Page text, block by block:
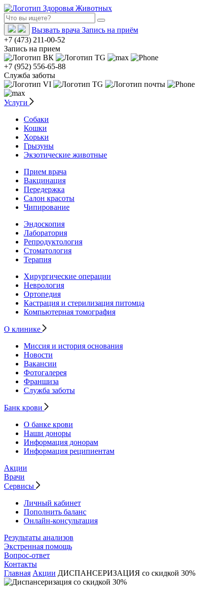
Вызвать врача Запись на приём
+7 (473) 211-00-52
Запись на прием
+7 (952) 556-65-88
Служба заботы
Услуги
Собаки
Кошки
Хорьки
Грызуны
Экзотические животные
Прием врача
Вакцинация
Передержка
Салон красоты
Чипирование
Эндоскопия
Лаборатория
Репродуктология
Стоматология
Терапия
Хирургические операции
Неврология
Ортопедия
Кастрация и стерилизация питомца
Компьютерная томография
О клинике
Миссия и история основания
Новости
Вакансии
Фотогалерея
Франшиза
Служба заботы
Банк крови
О банке крови
Наши доноры
Информация донорам
Информация реципиентам
Акции
Врачи
Сервисы
Личный кабинет
Пополнить баланс
Онлайн-консультация
Результаты анализов
Экстренная помощь
Вопрос-ответ
Контакты
Главная Акции ДИСПАНСЕРИЗАЦИЯ со скидкой 30%